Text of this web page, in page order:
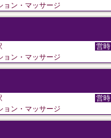
ョン・マッサージ
営時
ョン・マッサージ
営時
ョン・マッサージ